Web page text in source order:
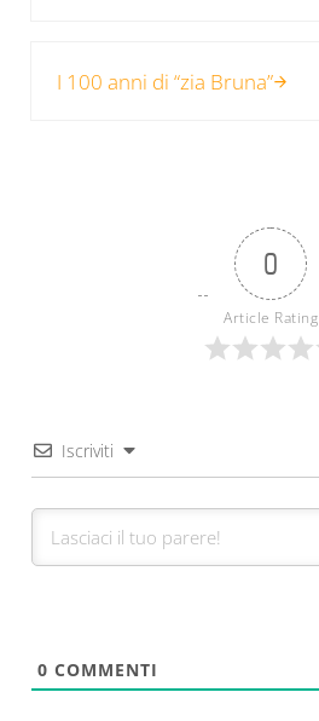
I 100 anni di “zia Bruna”
0
Article Rating
Iscriviti
0 COMMENTI